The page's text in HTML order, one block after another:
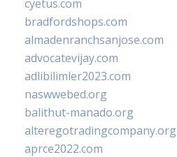
cyetus.com
bradfordshops.com
almadenranchsanjose.com
advocatevijay.com
adlibilimler2023.com
naswwebed.org
balithut-manado.org
alteregotradingcompany.org
aprce2022.com